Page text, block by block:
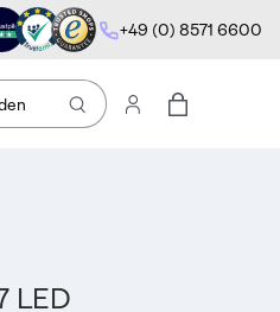
+49 (0) 8571 6600
Einloggen
LED